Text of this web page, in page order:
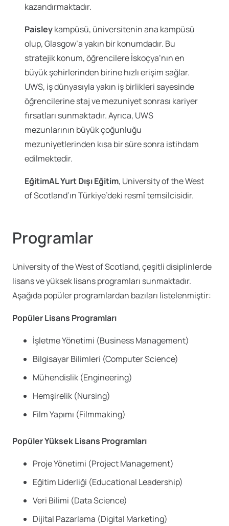
kazandırmaktadır.
Paisleykampüsü, üniversitenin ana kampüsü
olup, Glasgow’a yakın bir konumdadır. Bu
stratejik konum, öğrencilere İskoçya’nın en
büyük şehirlerinden birine hızlı erişim sağlar.
UWS, iş dünyasıyla yakın iş birlikleri sayesinde
öğrencilerine staj ve mezuniyet sonrası kariyer
fırsatları sunmaktadır. Ayrıca, UWS
mezunlarının büyük çoğunluğu
mezuniyetlerinden kısa bir süre sonra istihdam
edilmektedir.
EğitimAL Yurt Dışı Eğitim, University of the West
of Scotland’ın Türkiye’deki resmî temsilcisidir.
Programlar
University of the West of Scotland, çeşitli disiplinlerde
lisans ve yüksek lisans programları sunmaktadır.
Aşağıda popüler programlardan bazıları listelenmiştir:
Popüler Lisans Programları
İşletme Yönetimi (Business Management)
Bilgisayar Bilimleri (Computer Science)
Mühendislik (Engineering)
Hemşirelik (Nursing)
Film Yapımı (Filmmaking)
Popüler Yüksek Lisans Programları
Proje Yönetimi (Project Management)
Eğitim Liderliği (Educational Leadership)
Veri Bilimi (Data Science)
Dijital Pazarlama (Digital Marketing)